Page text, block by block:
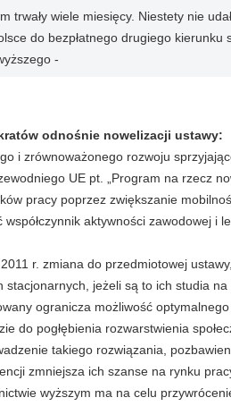
trwały wiele miesięcy. Niestety nie
do bezpłatnego drugiego kierunku
-
odnośnie nowelizacji ustawy:
i zrównoważonego rozwoju
UE pt. „Program na rzecz
pracy poprzez zwiększanie
aktywności zawodowej i
r. zmiana do przedmiotowej
stacjonarnych, jeżeli są to ich studia
ogranicza możliwość optymalnego
do pogłębienia rozwarstwienia
takiego rozwiązania,
zmniejsza ich szanse na rynku
wyższym ma na celu